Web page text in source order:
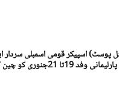
پوسٹ) اسپیکر قومی اسمبلی
کو چین کا تین روزہ دورہ کرے گا